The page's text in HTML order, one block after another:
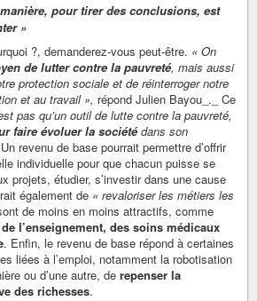
pour tirer des conclusions, est
»
?, demanderez-vous peut-être. « On
de lutter contre la pauvreté, mais aussi
protection sociale et de réinterroger notre
et au travail », répond Julien Bayou_._ Ce
pas qu’un outil de lutte contre la pauvreté,
faire évoluer la société dans son
revenu de base pourrait permettre d’offrir
individuelle pour que chacun puisse se
projets, étudier, s’investir dans une cause
également de « revaloriser les métiers les
de moins en moins attractifs, comme
l’enseignement, des soins médicaux
. Enfin, le revenu de base répond à certaines
liées à l’emploi, notamment la robotisation
ou d’une autre, de repenser la
des richesses.